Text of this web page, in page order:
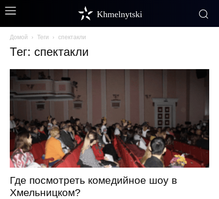
Khmelnytski
Домой Теги спектакли
Тег: спектакли
Где посмотреть комедийное шоу в
Хмельницком?